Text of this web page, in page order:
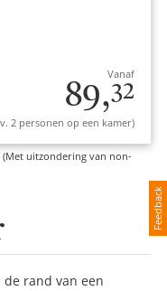
Vanaf
89,32
2 personen op een kamer)
uitzondering van non-
de rand van een
Feedback